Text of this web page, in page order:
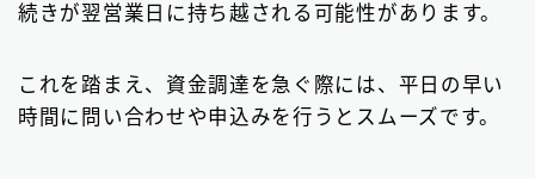
続きが翌営業日に持ち越される可能性があります。
これを踏まえ、資金調達を急ぐ際には、平日の早い
時間に問い合わせや申込みを行うとスムーズです。